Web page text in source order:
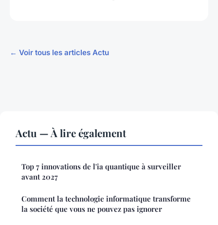
← Voir tous les articles Actu
Actu — À lire également
Top 7 innovations de l'ia quantique à surveiller
avant 2027
Comment la technologie informatique transforme
la société que vous ne pouvez pas ignorer